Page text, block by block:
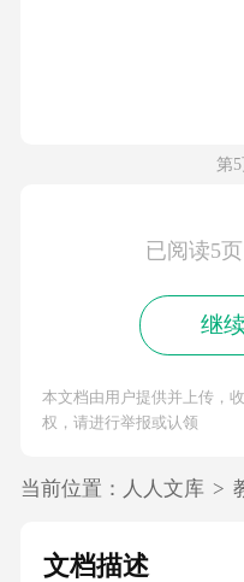
第
已阅读5
继
本文档由用户提供并上传，
权，请进行举报或认领
当前位置： 人人文库 >
文档描述